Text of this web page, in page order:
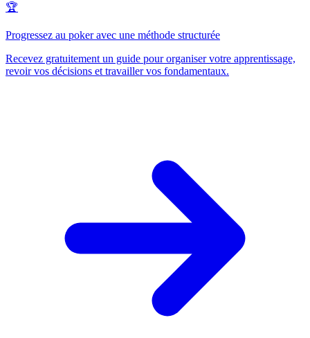
🏆
Progressez au poker avec une méthode structurée
Recevez gratuitement un guide pour organiser votre apprentissage,
revoir vos décisions et travailler vos fondamentaux.